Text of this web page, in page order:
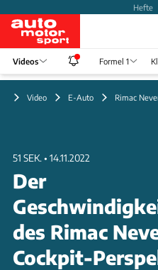
Hefte
Videos Formel 1
Video E-Auto Rimac
51 SEK. • 14.11.2022
Der
des Rimac
Cockpit-